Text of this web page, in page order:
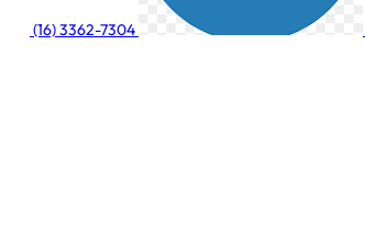
(16) 3362-7304